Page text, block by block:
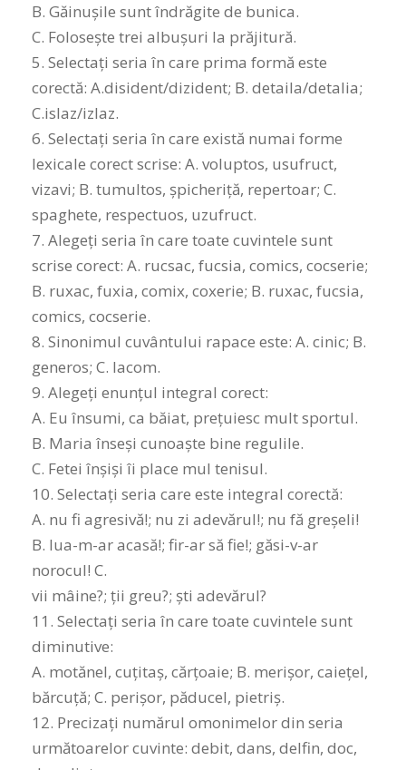
B. Găinușile sunt îndrăgite de bunica.
C. Folosește trei albușuri la prăjitură.
5. Selectați seria în care prima formă este
corectă: A.disident/dizident; B. detaila/detalia;
C.islaz/izlaz.
6. Selectați seria în care există numai forme
lexicale corect scrise: A. voluptos, usufruct,
vizavi; B. tumultos, șpicheriță, repertoar; C.
spaghete, respectuos, uzufruct.
7. Alegeți seria în care toate cuvintele sunt
scrise corect: A. rucsac, fucsia, comics, cocserie;
B. ruxac, fuxia, comix, coxerie; B. ruxac, fucsia,
comics, cocserie.
8. Sinonimul cuvântului rapace este: A. cinic; B.
generos; C. lacom.
9. Alegeţi enunţul integral corect:
A. Eu însumi, ca băiat, preţuiesc mult sportul.
B. Maria înseşi cunoaşte bine regulile.
C. Fetei înşişi îi place mul tenisul.
10. Selectaţi seria care este integral corectă:
A. nu fi agresivă!; nu zi adevărul!; nu fă greşeli!
B. lua-m-ar acasă!; fir-ar să fie!; găsi-v-ar
norocul! C.
vii mâine?; ţii greu?; şti adevărul?
11. Selectați seria în care toate cuvintele sunt
diminutive:
A. motănel, cuțitaș, cărțoaie; B. merișor, caiețel,
bărcuță; C. perișor, păducel, pietriș.
12. Precizați numărul omonimelor din seria
următoarelor cuvinte: debit, dans, delfin, doc,